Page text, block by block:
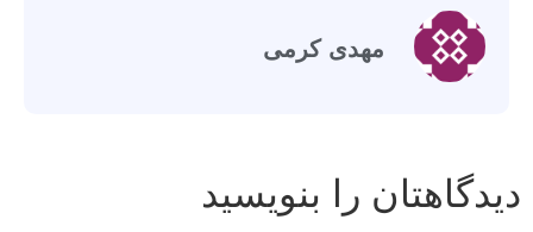
مهدی کرمی
دیدگاهتان را بنویسید